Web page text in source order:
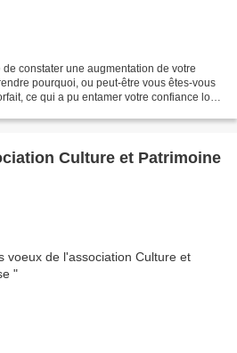
constater une augmentation de votre
pourquoi, ou peut-être vous êtes-vous
ce qui a pu entamer votre confiance lors
Culture et Patrimoine